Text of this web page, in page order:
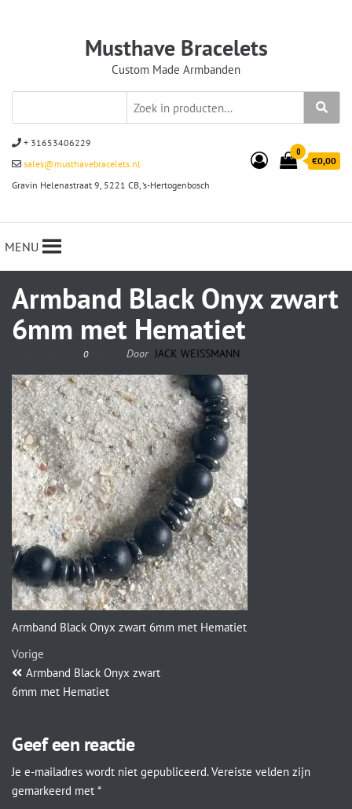
Musthave Bracelets
Custom Made Armbanden
+ 31653406229
sales@musthavebracelets.nl
Gravin Helenastraat 9, 5221 CB, ‘s-Hertogenbosch
0
€0,00
MENU
Armband Black Onyx zwart
6mm met Hematiet
0 Door JACK WEISSMANN
Armband Black Onyx zwart 6mm met Hematiet
Vorige
Armband Black Onyx zwart
6mm met Hematiet
Geef een reactie
Je e-mailadres wordt niet gepubliceerd. Vereiste velden zijn
gemarkeerd met *